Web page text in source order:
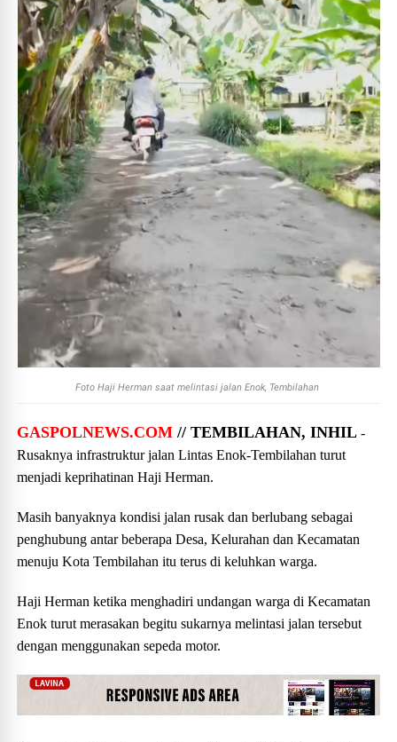
Foto Haji Herman saat melintasi jalan Enok, Tembilahan
GASPOLNEWS.COM // TEMBILAHAN, INHIL -
Rusaknya infrastruktur jalan Lintas Enok-Tembilahan turut
menjadi keprihatinan Haji Herman.
Masih banyaknya kondisi jalan rusak dan berlubang sebagai
penghubung antar beberapa Desa, Kelurahan dan Kecamatan
menuju Kota Tembilahan itu terus di keluhkan warga.
Haji Herman ketika menghadiri undangan warga di Kecamatan
Enok turut merasakan begitu sukarnya melintasi jalan tersebut
dengan menggunakan sepeda motor.